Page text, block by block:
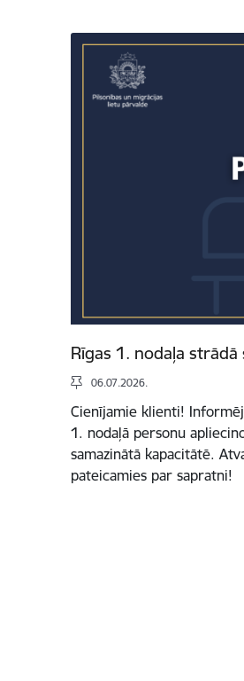
Rīgas 1. nodaļa
06.07.2026.
Cienījamie klienti!
1. nodaļā personu
samazinātā kapacitātē.
pateicamies par sapratni!